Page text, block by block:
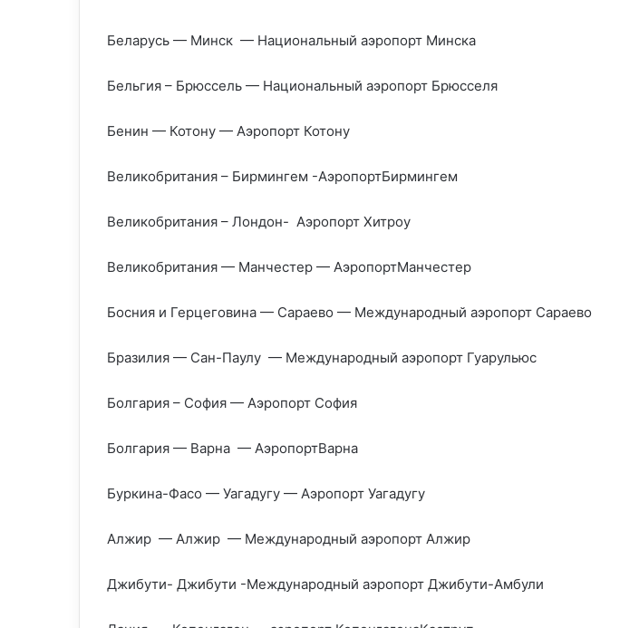
Беларусь — Минск — Национальный аэропорт Минска
Бельгия – Брюссель — Национальный аэропорт Брюсселя
Бенин — Котону — Аэропорт Котону
Великобритания – Бирмингем -АэропортБирмингем
Великобритания – Лондон- Аэропорт Хитроу
Великобритания — Манчестер — АэропортМанчестер
Босния и Герцеговина — Сараево — Международный аэропорт Сараево
Бразилия — Сан-Паулу — Международный аэропорт Гуарульюс
Болгария – София — Аэропорт София
Болгария — Варна — АэропортВарна
Буркина-Фасо — Уагадугу — Аэропорт Уагадугу
Алжир — Алжир — Международный аэропорт Алжир
Джибути- Джибути -Международный аэропорт Джибути-Амбули